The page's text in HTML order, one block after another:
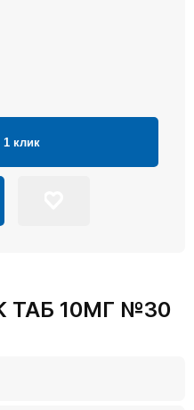
1 клик
ТАБ 10МГ №30